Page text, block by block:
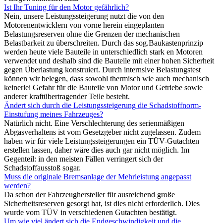
Ist Ihr Tuning für den Motor gefährlich?
Nein, unsere Leistungssteigerung nutzt die von den
Motorenentwicklern von vorne herein eingeplanten
Belastungsreserven ohne die Grenzen der mechanischen
Belastbarkeit zu überschreiten. Durch das sog.Baukastenprinzip
werden heute viele Bauteile in unterschiedlich stark en Motoren
verwendet und deshalb sind die Bauteile mit einer hohen Sicherheit
gegen Überlastung konstruiert. Durch internsive Belastungstest
können wir belegen, dass sowohl thermisch wie auch mechanisch
keinerlei Gefahr für die Bauteile von Motor und Getriebe sowie
anderer kraftübertragender Teile besteht.
Ändert sich durch die Leistungssteigerung die Schadstoffnorm-
Einstufung meines Fahrzeuges?
Natürlich nicht. Eine Verschlechterung des serienmäßigen
Abgasverhaltens ist vom Gesetzgeber nicht zugelassen. Zudem
haben wir für viele Leistungssteigerungen ein TÜV-Gutachten
erstellen lassen, daher wäre dies auch gar nicht möglich. Im
Gegenteil: in den meisten Fällen verringert sich der
Schadstoffausstoß sogar.
Muss die originale Bremsanlage der Mehrleistung angepasst
werden?
Da schon der Fahrzeughersteller für ausreichend große
Sicherheitsreserven gesorgt hat, ist dies nicht erforderlich. Dies
wurde vom TÜV in verschiedenen Gutachten bestätigt.